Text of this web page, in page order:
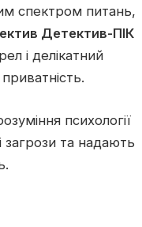
спектром питань,
Детектив-ПІК
і делікатний
психології
та надають